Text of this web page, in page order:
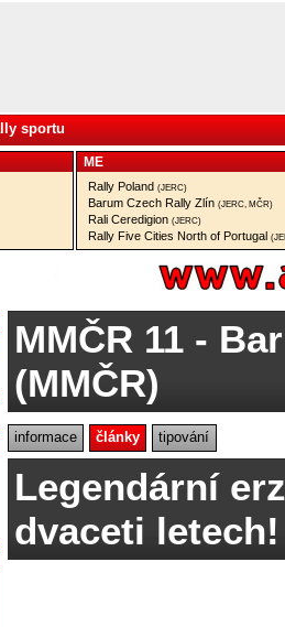
sportu
ME
Rally Poland (JERC)
Barum Czech Rally Zlín (JERC, MČR)
Rali Ceredigion (JERC)
Rally Five Cities North of Portugal
MMČR 11-
(MMČR)
informace články tipování
Legendární
dvaceti letech!